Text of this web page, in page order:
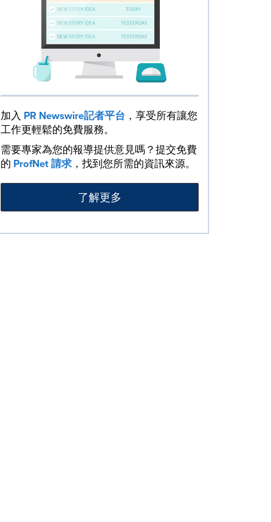
加入 PR Newswire記者平台 ，享受所有讓您
工作更輕鬆的免費服務。
需要專家為您的報導提供意見嗎？提交免費
的 ProfNet 請求 ，找到您所需的資訊來源。
了解更多